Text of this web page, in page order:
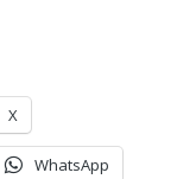
X
WhatsApp